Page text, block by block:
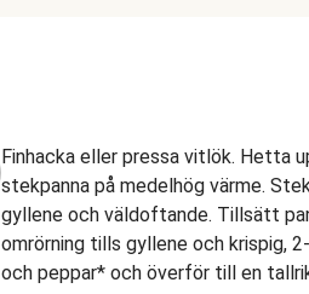
Finhacka eller pressa vitlök. Hetta
stekpanna på medelhög värme.
gyllene och väldoftande. Tillsätt
omrörning tills gyllene och krispig,
och peppar* och överför till en